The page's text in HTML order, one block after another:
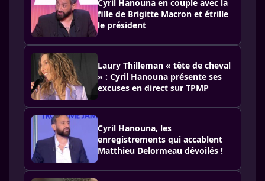
Cyril Hanouna en couple avec la
fille de Brigitte Macron et étrille
le président
Laury Thilleman « tête de cheval
» : Cyril Hanouna présente ses
excuses en direct sur TPMP
Cyril Hanouna, les
enregistrements qui accablent
Matthieu Delormeau dévoilés !